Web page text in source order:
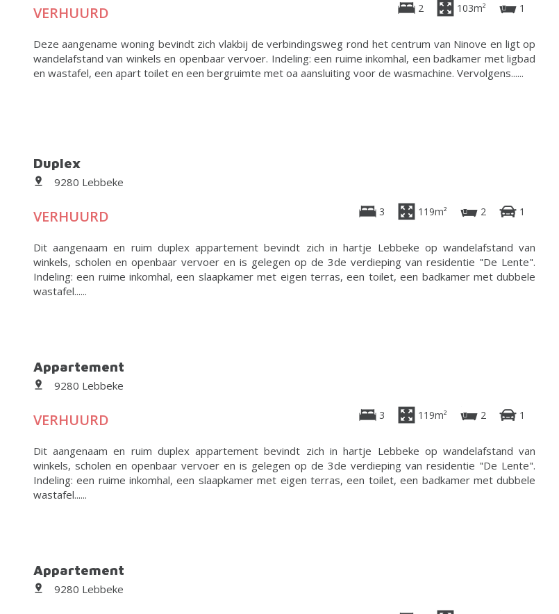
VERHUURD 2 103m² 1
Deze aangename woning bevindt zich vlakbij de verbindingsweg rond het centrum van Ninove en ligt op
wandelafstand van winkels en openbaar vervoer. Indeling: een ruime inkomhal, een badkamer met ligbad
en wastafel, een apart toilet en een bergruimte met oa aansluiting voor de wasmachine. Vervolgens......
Duplex
9280 Lebbeke
VERHUURD 3 119m² 2 1
Dit aangenaam en ruim duplex appartement bevindt zich in hartje Lebbeke op wandelafstand van
winkels, scholen en openbaar vervoer en is gelegen op de 3de verdieping van residentie "De Lente".
Indeling: een ruime inkomhal, een slaapkamer met eigen terras, een toilet, een badkamer met dubbele
wastafel......
Appartement
9280 Lebbeke
VERHUURD 3 119m² 2 1
Dit aangenaam en ruim duplex appartement bevindt zich in hartje Lebbeke op wandelafstand van
winkels, scholen en openbaar vervoer en is gelegen op de 3de verdieping van residentie "De Lente".
Indeling: een ruime inkomhal, een slaapkamer met eigen terras, een toilet, een badkamer met dubbele
wastafel......
Appartement
9280 Lebbeke